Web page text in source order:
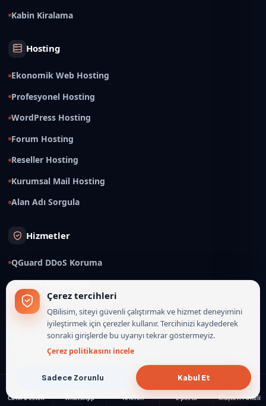
Kabin Kiralama
Hosting
Ekonomik Web Hosting
Profesyonel Hosting
WordPress Hosting
Forum Hosting
Reseller Hosting
Kurumsal Mail Hosting
Alan Adı Sorgula
Hizmetler
QGuard DDoS Koruma
QGuard Web Shield
IRCd Hosting
Radyo Hosting
Sohbet Sistemleri
Çerez tercihleri
QBilisim, siteyi güvenli çalıştırmak ve hizmet deneyimini
iyileştirmek için çerezler kullanır. Tercihinizi kaydederek
sonraki girişlerde bu uyarıyı tekrar göstermeyiz.
Çerez politikasını incele
Sadece Zorunlu Kabul Et
Canlı Destek WhatsApp Telefon E-posta Müşteri Paneli